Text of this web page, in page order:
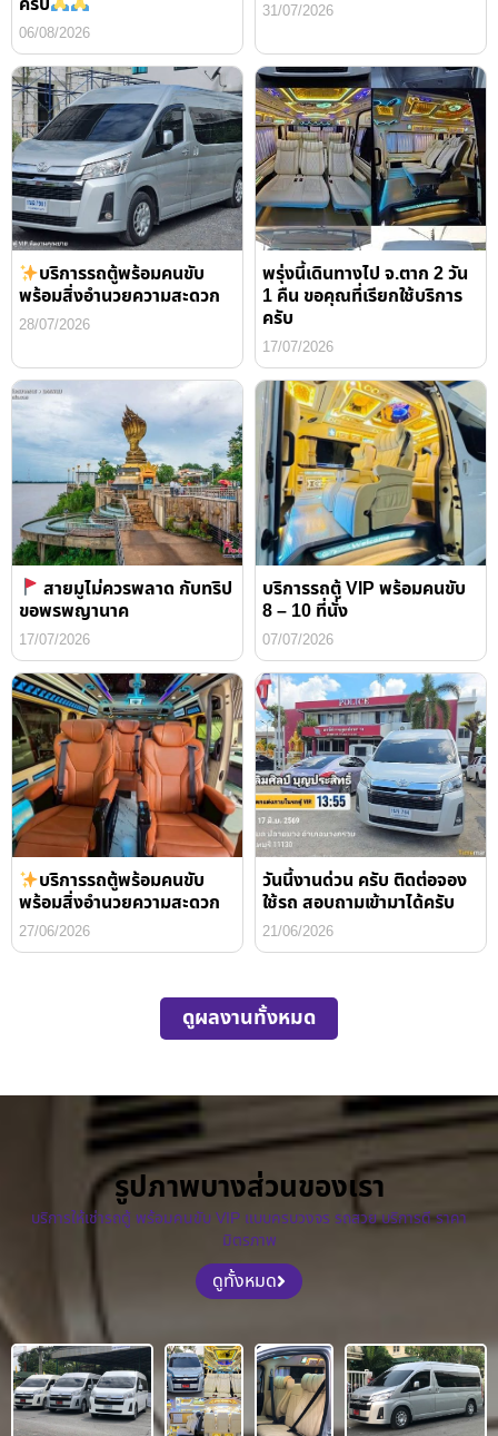
06/08/2026
31/07/2026
บริการรถตู้พร้อมคนขับ
พร้อมสิ่งอำนวยความสะดวก
28/07/2026
พรุ่งนี้เดินทางไป จ.ตาก 2 วัน
1 คืน ขอคุณที่เรียกใช้บริการ
ครับ
17/07/2026
สายมูไม่ควรพลาด กับทริป
ขอพรพญานาค
17/07/2026
บริการรถตู้ VIP พร้อมคนขับ
8 – 10 ที่นั่ง
07/07/2026
บริการรถตู้พร้อมคนขับ
พร้อมสิ่งอำนวยความสะดวก
27/06/2026
วันนี้งานด่วน ครับ ติดต่อจอง
ใช้รถ สอบถามเข้ามาได้ครับ
21/06/2026
ดูผลงานทั้งหมด
รูปภาพบางส่วนของเรา
บริการให้เช่ารถตู้ พร้อมคนขับ VIP แบบครบวงจร รถสวย บริการดี ราคา
มิตรภาพ
ดูทั้งหมด